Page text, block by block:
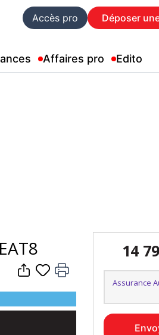
Accès pro Déposer
Affaires pro Edito
14
Assurance